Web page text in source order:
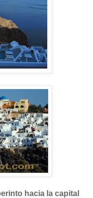
hacia la capital